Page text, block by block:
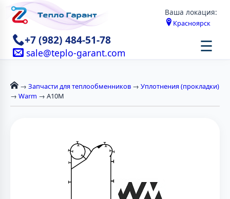
Ваша локация:
Красноярск
+7 (982) 484-51-78
sale@teplo-garant.com ☰
→ Запчасти для теплообменников → Уплотнения (прокладки)
→ Warm → A10M